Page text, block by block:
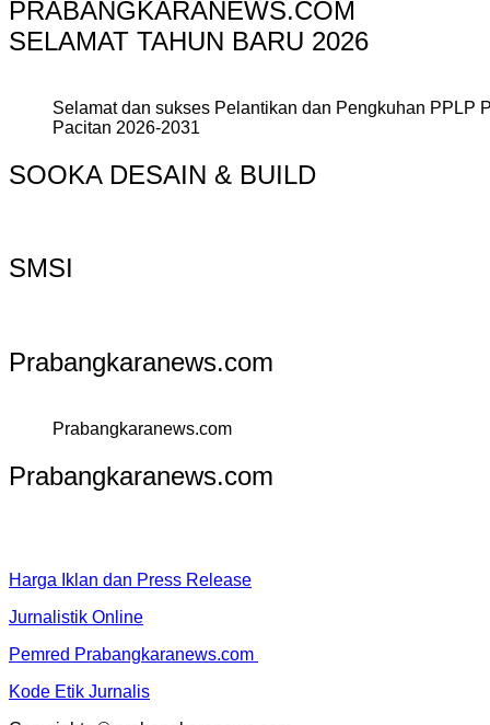
PRABANGKARANEWS.COM
SELAMAT TAHUN BARU 2026
Selamat dan sukses Pelantikan dan Pengkuhan PPLP
Pacitan 2026-2031
SOOKA DESAIN & BUILD
SMSI
Prabangkaranews.com
Prabangkaranews.com
Prabangkaranews.com
Harga Iklan dan Press Release
Jurnalistik Online
Pemred Prabangkaranews.com
Kode Etik Jurnalis